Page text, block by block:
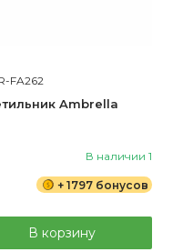
FA262
Ambrella
В наличии 1
+ 1797 бонусов
В корзину